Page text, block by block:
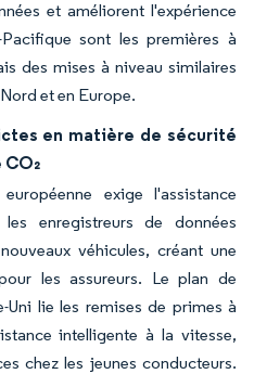
et améliorent l'expérience
sont les premières à
des mises à niveau similaires
et en Europe.
en matière de sécurité
exige l'assistance
enregistreurs de données
véhicules, créant une
les assureurs. Le plan de
Uni lie les remises de primes à
intelligente à la vitesse,
chez les jeunes conducteurs.